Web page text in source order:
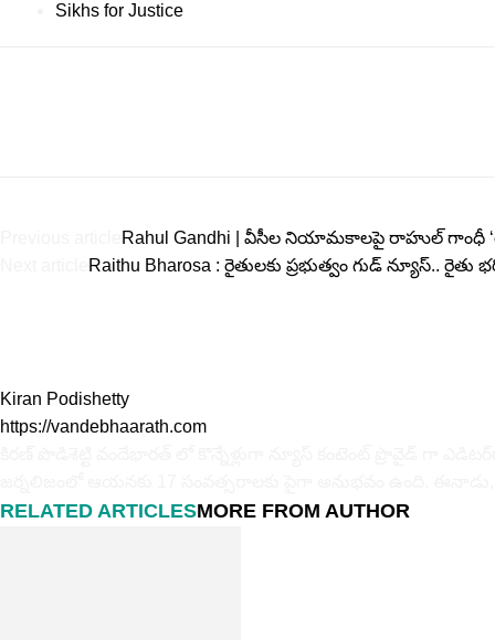
Sikhs for Justice
Rahul Gandhi | వీసీల నియామకాలపై రాహుల్ గాంధీ
Raithu Bharosa : రైతులకు ప్ర‌భుత్వం గుడ్ న్యూస్..
Kiran Podishetty
https://vandebhaarath.com
RELATED ARTICLESMORE FROM AUTHOR